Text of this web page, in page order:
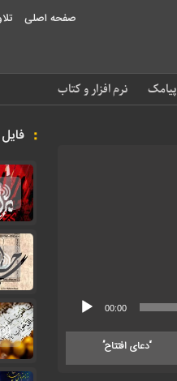
صفحه اصلی
پیامک نرم افزار و کتاب
00:00
“دعای افتتاح”